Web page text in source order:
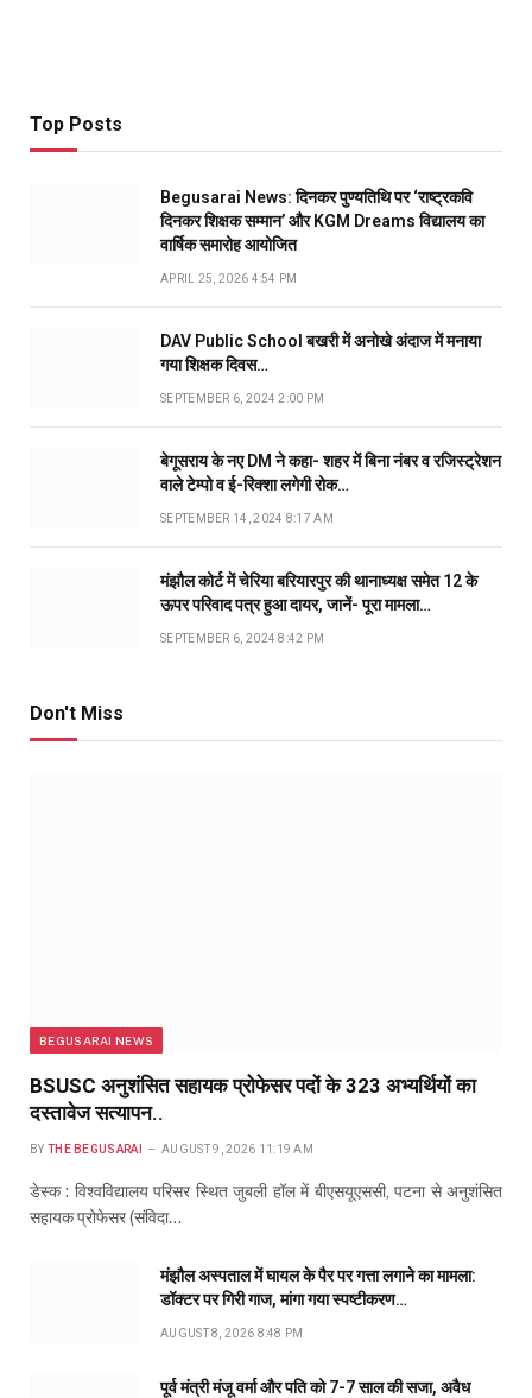
Top Posts
Begusarai News: दिनकर पुण्यतिथि पर ‘राष्ट्रकवि
दिनकर शिक्षक सम्मान’ और KGM Dreams विद्यालय का
वार्षिक समारोह आयोजित
APRIL 25, 2026 4:54 PM
DAV Public School बखरी में अनोखे अंदाज में मनाया
गया शिक्षक दिवस…
SEPTEMBER 6, 2024 2:00 PM
बेगूसराय के नए DM ने कहा- शहर में बिना नंबर व रजिस्ट्रेशन
वाले टेम्पो व ई-रिक्शा लगेगी रोक…
SEPTEMBER 14, 2024 8:17 AM
मंझौल कोर्ट में चेरिया बरियारपुर की थानाध्यक्ष समेत 12 के
ऊपर परिवाद पत्र हुआ दायर, जानें- पूरा मामला…
SEPTEMBER 6, 2024 8:42 PM
Don't Miss
BEGUSARAI NEWS
BSUSC अनुशंसित सहायक प्रोफेसर पदों के 323 अभ्यर्थियों का
दस्तावेज सत्यापन..
BY THE BEGUSARAI AUGUST 9, 2026 11:19 AM
डेस्क : विश्वविद्यालय परिसर स्थित जुबली हॉल में बीएसयूएससी, पटना से अनुशंसित
सहायक प्रोफेसर (संविदा…
मंझौल अस्पताल में घायल के पैर पर गत्ता लगाने का मामला:
डॉक्टर पर गिरी गाज, मांगा गया स्पष्टीकरण…
AUGUST 8, 2026 8:48 PM
पूर्व मंत्री मंजू वर्मा और पति को 7-7 साल की सजा, अवैध